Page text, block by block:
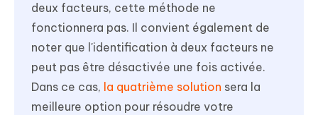
deux facteurs, cette méthode ne
fonctionnera pas. Il convient également de
noter que l'identification à deux facteurs ne
peut pas être désactivée une fois activée.
Dans ce cas, la quatrième solution sera la
meilleure option pour résoudre votre